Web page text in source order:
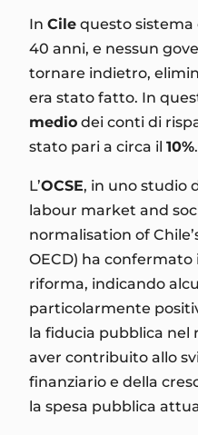
In Cile questo sistema
40 anni, e nessun
tornare indietro,
era stato fatto. In
medio dei conti di
stato pari a circa il 10%.
L’OCSE, in uno studio
labour market and
normalisation of
OECD) ha confermato
riforma, indicando
particolarmente
la fiducia pubblica nel
aver contribuito allo
finanziario e della
la spesa pubblica